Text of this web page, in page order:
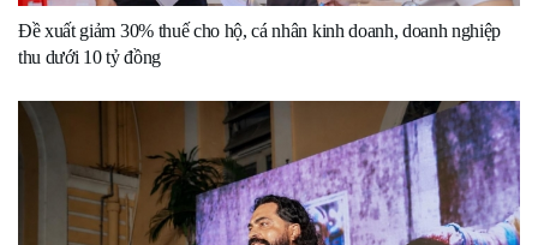
Đề xuất giảm 30% thuế cho hộ, cá nhân kinh doanh, doanh nghiệp
thu dưới 10 tỷ đồng